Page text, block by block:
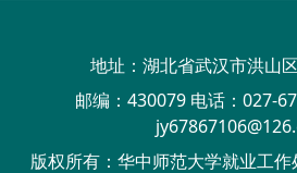
地址：湖北省武汉市洪山
邮编：430079 电话：027-
版权所有：华中师范大学就业工